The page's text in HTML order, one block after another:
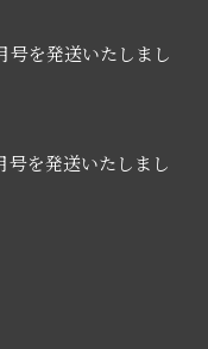
号を発送いたしまし
号を発送いたしまし